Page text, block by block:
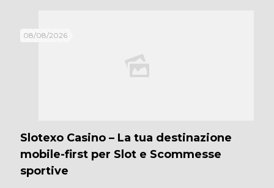
08/08/2026
Slotexo Casino – La tua destinazione
mobile-first per Slot e Scommesse
sportive